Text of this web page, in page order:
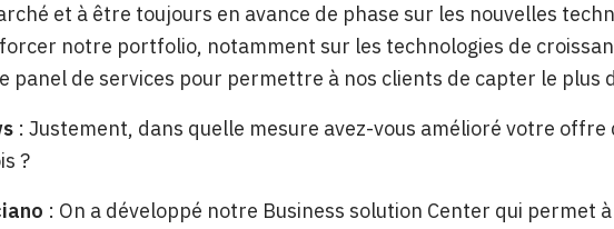
et à être toujours en avance de phase sur les nouvelles
notre portfolio, notamment sur les technologies de
panel de services pour permettre à nos clients de capter le plus
: Justement, dans quelle mesure avez-vous amélioré votre offre
?
: On a développé notre Business solution Center qui permet